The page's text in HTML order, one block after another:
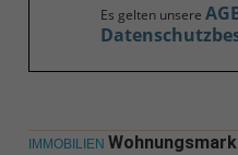
Es gelten unsere
IMMOBILIEN